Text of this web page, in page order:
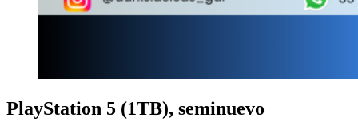
PlayStation 5 (1TB), seminuevo